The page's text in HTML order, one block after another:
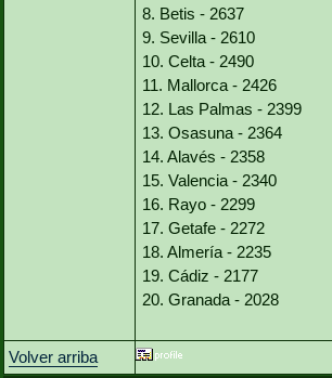
8. Betis - 2637
9. Sevilla - 2610
10. Celta - 2490
11. Mallorca - 2426
12. Las Palmas - 2399
13. Osasuna - 2364
14. Alavés - 2358
15. Valencia - 2340
16. Rayo - 2299
17. Getafe - 2272
18. Almería - 2235
19. Cádiz - 2177
20. Granada - 2028
Volver arriba